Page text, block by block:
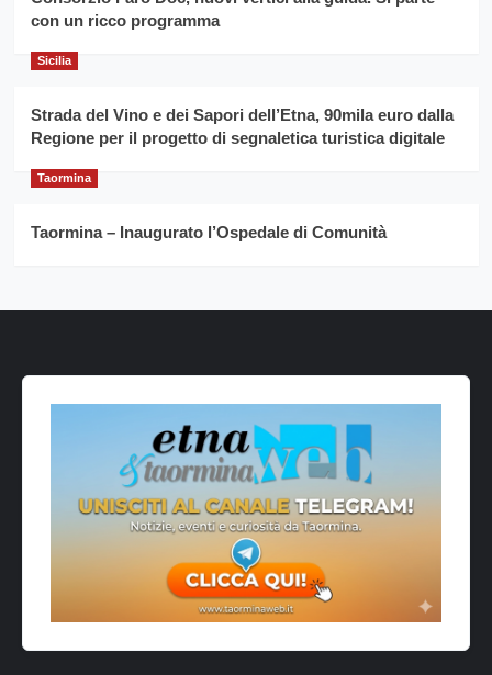
con un ricco programma
Sicilia
Strada del Vino e dei Sapori dell’Etna, 90mila euro dalla
Regione per il progetto di segnaletica turistica digitale
Taormina
Taormina – Inaugurato l’Ospedale di Comunità